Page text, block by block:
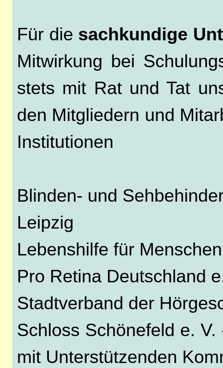
Für die sachkundige
Mitwirkung bei
stets mit Rat und Tat
den Mitgliedern und
Institutionen
Blinden- und
Leipzig
Lebenshilfe für
Pro Retina Deutschland
Stadtverband der
Schloss Schönefeld e.
mit Unterstützenden